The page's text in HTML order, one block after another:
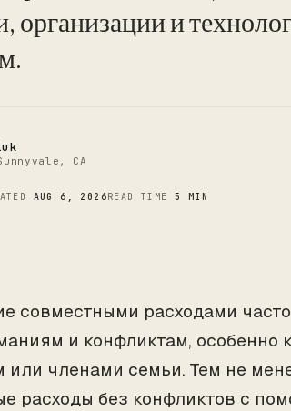
и
CA
AUG 6, 2026READ TIME5 MIN
совместными расходами
и конфликтам, особенно
или членами семьи. Тем не
расходы без конфликтов с